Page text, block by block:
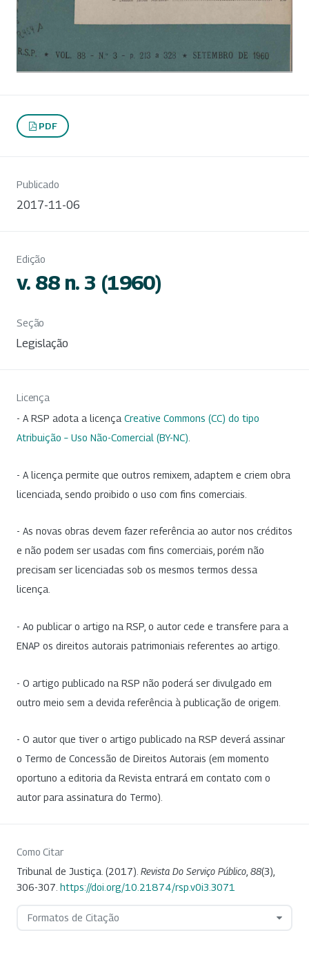
PDF
Publicado
2017-11-06
Edição
v. 88 n. 3 (1960)
Seção
Legislação
Licença
- A RSP adota a licença Creative Commons (CC) do tipo
Atribuição – Uso Não-Comercial (BY-NC)
- A licença permite que outros remixem, adaptem e criem obra
licenciada, sendo proibido o uso com fins comerciais.
- As novas obras devem fazer referência ao autor nos créditos
e não podem ser usadas com fins comerciais, porém não
precisam ser licenciadas sob os mesmos termos dessa
licença.
- Ao publicar o artigo na RSP, o autor cede e transfere para a
ENAP os direitos autorais patrimoniais referentes ao artigo.
- O artigo publicado na RSP não poderá ser divulgado em
outro meio sem a devida referência à publicação de origem.
- O autor que tiver o artigo publicado na RSP deverá assinar
o Termo de Concessão de Direitos Autorais (em momento
oportuno a editoria da Revista entrará em contato com o
autor para assinatura do Termo).
Como Citar
Tribunal de Justiça. (2017). Revista Do Serviço Público 88(3),
306-307. https://doi.org/10.21874/rsp.v0i3.3071
Formatos de Citação